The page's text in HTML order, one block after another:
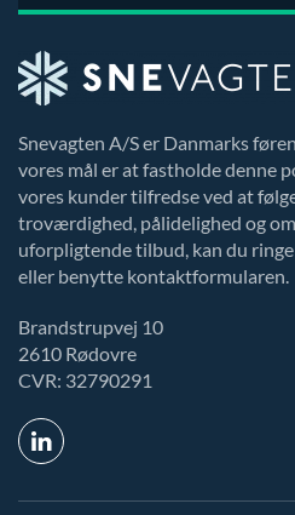
Snevagten A/S er Danmarks
vores mål er at fastholde denne
vores kunder tilfredse ved at
troværdighed, pålidelighed og
uforpligtende tilbud, kan du
eller benytte kontaktformularen.
Brandstrupvej 10
2610 Rødovre
CVR: 32790291